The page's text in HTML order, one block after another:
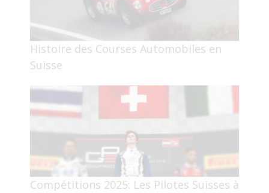
Histoire des Courses Automobiles en
Suisse
Compétitions 2025: Les Pilotes Suisses à